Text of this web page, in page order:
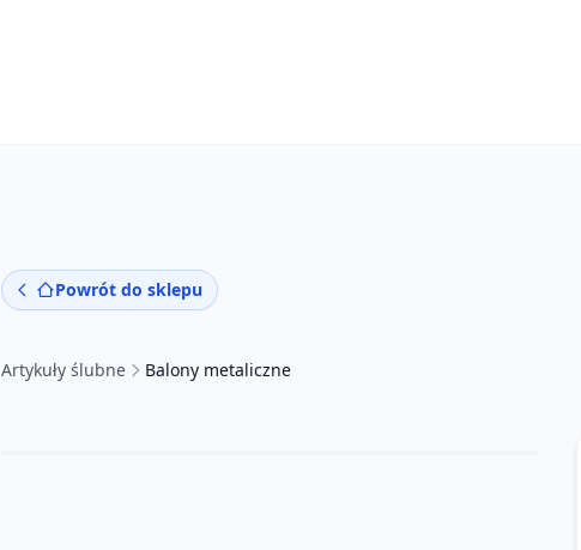
Powrót do sklepu
Artykuły ślubne Balony metaliczne